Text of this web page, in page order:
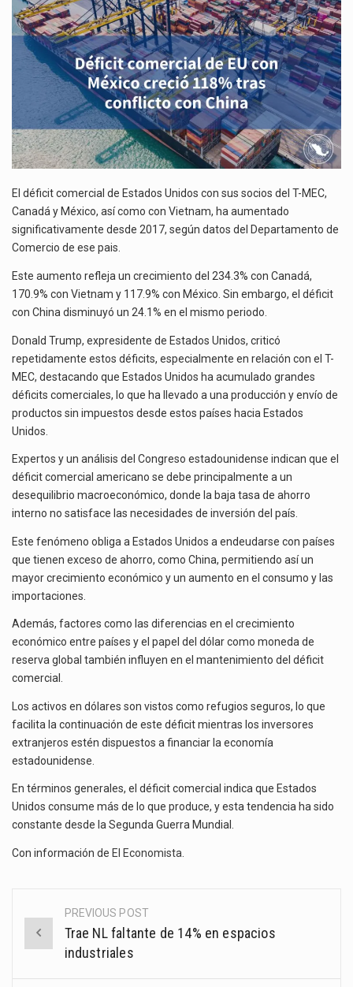
El gobierno de Estados Unidos anunciará un arancel del 15 % sobre los productos fabricados…
El Departamento de Agricultura de Estados Unidos (USDA) suspendió el 5 de agosto de 2026…
MÉXICO
CRECIÓ
118%
TRAS
CONFLICTO
CON
CHINA
El déficit comercial de Estados Unidos con sus socios del T-MEC,
Canadá y México, así como con Vietnam, ha aumentado
significativamente desde 2017, según datos del Departamento de
Comercio de ese pais.
Este aumento refleja un crecimiento del 234.3% con Canadá,
170.9% con Vietnam y 117.9% con México. Sin embargo, el déficit
con China disminuyó un 24.1% en el mismo periodo.
Donald Trump, expresidente de Estados Unidos, criticó
repetidamente estos déficits, especialmente en relación con el T-
MEC, destacando que Estados Unidos ha acumulado grandes
déficits comerciales, lo que ha llevado a una producción y envío de
productos sin impuestos desde estos países hacia Estados
Unidos.
Expertos y un análisis del Congreso estadounidense indican que el
déficit comercial americano se debe principalmente a un
desequilibrio macroeconómico, donde la baja tasa de ahorro
interno no satisface las necesidades de inversión del país.
Este fenómeno obliga a Estados Unidos a endeudarse con países
que tienen exceso de ahorro, como China, permitiendo así un
mayor crecimiento económico y un aumento en el consumo y las
importaciones.
Además, factores como las diferencias en el crecimiento
económico entre países y el papel del dólar como moneda de
reserva global también influyen en el mantenimiento del déficit
comercial.
Los activos en dólares son vistos como refugios seguros, lo que
facilita la continuación de este déficit mientras los inversores
extranjeros estén dispuestos a financiar la economía
estadounidense.
En términos generales, el déficit comercial indica que Estados
Unidos consume más de lo que produce, y esta tendencia ha sido
constante desde la Segunda Guerra Mundial.
Con información de El Economista
Post
navigation
PREVIOUS POST
Trae NL faltante de 14% en espacios
industriales